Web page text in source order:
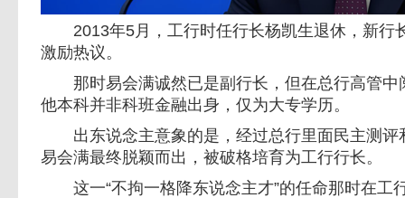
2013年5月，工行时任行长杨凯生退休，新行
激励热议。
那时易会满诚然已是副行长，但在总行高管中
他本科并非科班金融出身，仅为大专学历。
出东说念主意象的是，经过总行里面民主测评
易会满最终脱颖而出，被破格培育为工行行长。
这一“不拘一格降东说念主才”的任命那时在工